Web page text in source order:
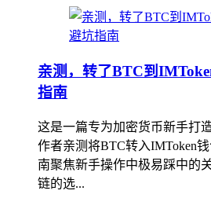
亲测，转了BTC到
指南
这是一篇专为加密货币新手打
作者亲测将BTC转入IMToken
南聚焦新手操作中极易踩中的
链的选...